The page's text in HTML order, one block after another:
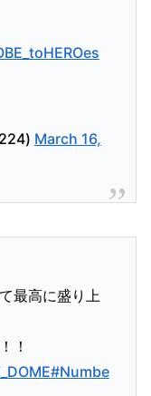
March 16,
最高に盛り上
！
#Numbe